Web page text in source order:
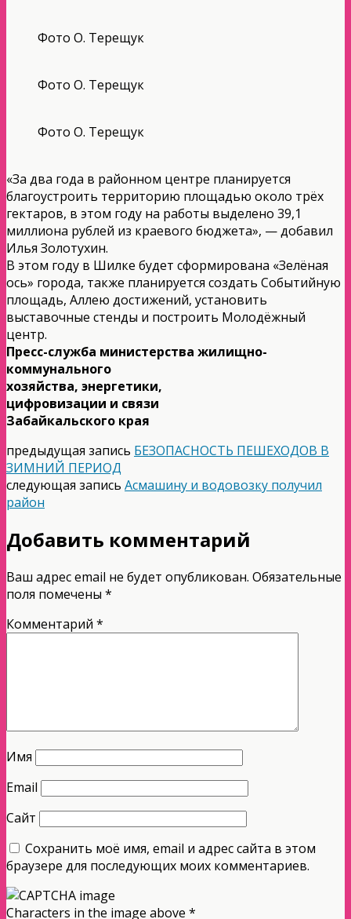
Фото О. Терещук
Фото О. Терещук
Фото О. Терещук
«За два года в районном центре планируется
благоустроить территорию площадью около трёх
гектаров, в этом году на работы выделено 39,1
миллиона рублей из краевого бюджета», — добавил
Илья Золотухин.
В этом году в Шилке будет сформирована «Зелёная
ось» города, также планируется создать Событийную
площадь, Аллею достижений, установить
выставочные стенды и построить Молодёжный
центр.
Пресс-служба министерства жилищно-
коммунального
хозяйства, энергетики,
цифровизации и связи
Забайкальского края
предыдущая запись БЕЗОПАСНОСТЬ ПЕШЕХОДОВ В
ЗИМНИЙ ПЕРИОД
следующая запись Асмашину и водовозку получил
район
Добавить комментарий
Ваш адрес email не будет опубликован. Обязательные
поля помечены *
Комментарий *
Имя
Email
Сайт
Сохранить моё имя, email и адрес сайта в этом
браузере для последующих моих комментариев.
Characters in the image above *